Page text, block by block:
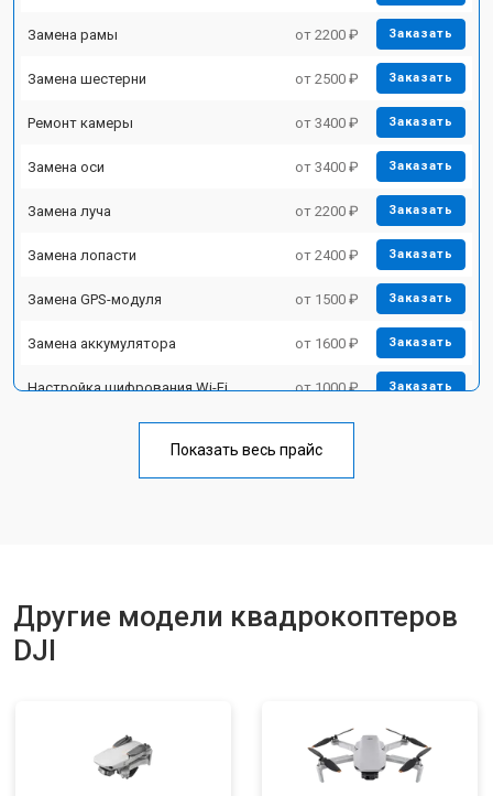
Замена рамы от 2200 ₽ Заказать
Замена шестерни от 2500 ₽ Заказать
Ремонт камеры от 3400 ₽ Заказать
Замена оси от 3400 ₽ Заказать
Замена луча от 2200 ₽ Заказать
Замена лопасти от 2400 ₽ Заказать
Замена GPS-модуля от 1500 ₽ Заказать
Замена аккумулятора от 1600 ₽ Заказать
Настройка шифрования Wi-Fi от 1000 ₽ Заказать
Замена материнской платы от 2800 ₽
Показать весь прайс
Другие модели квадрокоптеров
DJI